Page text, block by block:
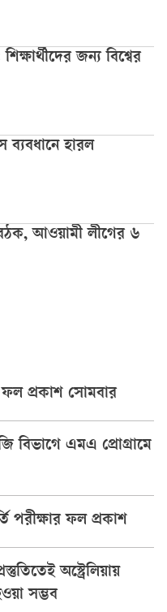
জন্য বিশ্বের
ব্যবধানে হারল
আওয়ামী লীগের ৬
প্রকাশ সোমবার
বিভাগে এমএ প্রোগ্রামে
পরীক্ষার ফল প্রকাশ
অস্ট্রেলিয়ায়
সম্ভব